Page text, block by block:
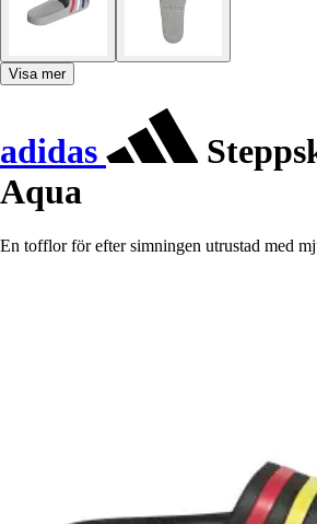
Visa mer
adidas
Aqua
En tofflor för efter simningen utrustad med